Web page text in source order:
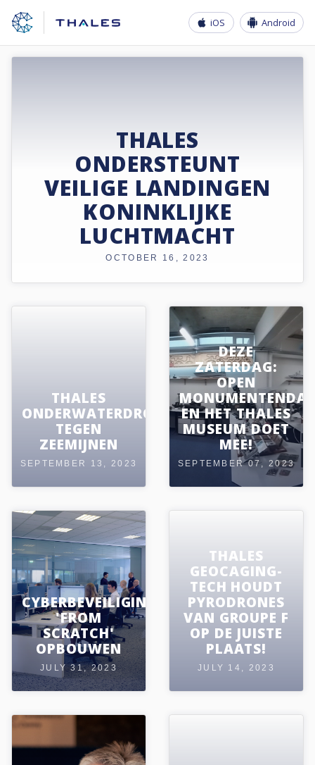
iOS Android
THALES
ONDERSTEUNT
VEILIGE LANDINGEN
KONINKLIJKE
LUCHTMACHT
OCTOBER 16, 2023
THALES
ONDERWATERDRONE
TEGEN
ZEEMIJNEN
SEPTEMBER 13, 2023
DEZE
ZATERDAG:
OPEN
EN HET THALES
MUSEUM DOET
MEE!
SEPTEMBER 07, 2023
CYBERBEVEILIGING
'FROM
SCRATCH'
OPBOUWEN
JULY 31, 2023
THALES
GEOCAGING-
TECH HOUDT
PYRODRONES
VAN GROUPE F
OP DE JUISTE
PLAATS!
JULY 14, 2023